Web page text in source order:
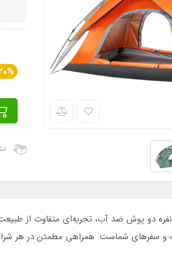
با چادر اتوماتیک 4 نفره دو پوش ضد آب، تجربه‌ای
و سفرهای شماست. همراهی مطمئن در هر